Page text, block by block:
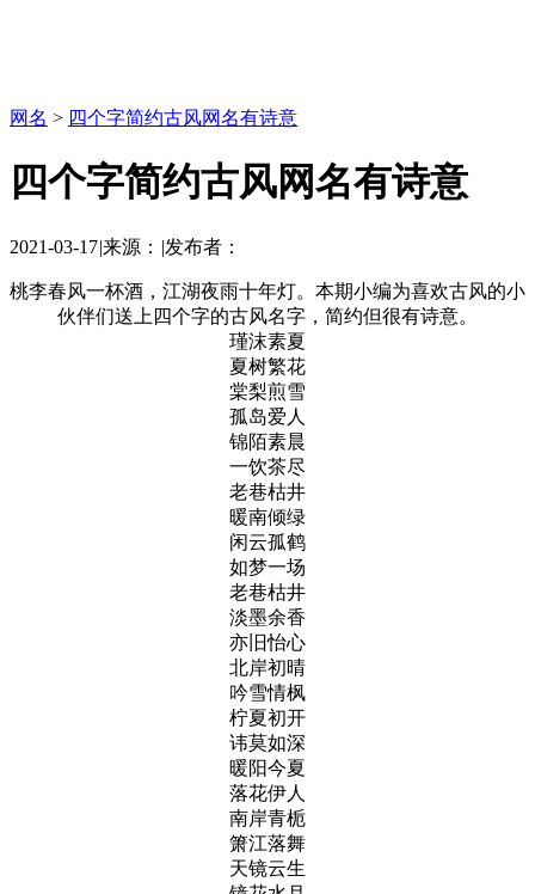
网名 > 四个字简约古风网名有诗意
四个字简约古风网名有诗意
2021-03-17|来源： |发布者：
桃李春风一杯酒，江湖夜雨十年灯。本期小编为喜欢古风的小
伙伴们送上四个字的古风名字，简约但很有诗意。
瑾沫素夏
夏树繁花
棠梨煎雪
孤岛爱人
锦陌素晨
一饮茶尽
老巷枯井
暖南倾绿
闲云孤鹤
如梦一场
老巷枯井
淡墨余香
亦旧怡心
北岸初晴
吟雪情枫
柠夏初开
讳莫如深
暖阳今夏
落花伊人
南岸青栀
箫江落舞
天镜云生